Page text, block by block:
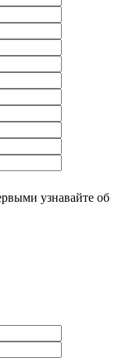
узнавайте об